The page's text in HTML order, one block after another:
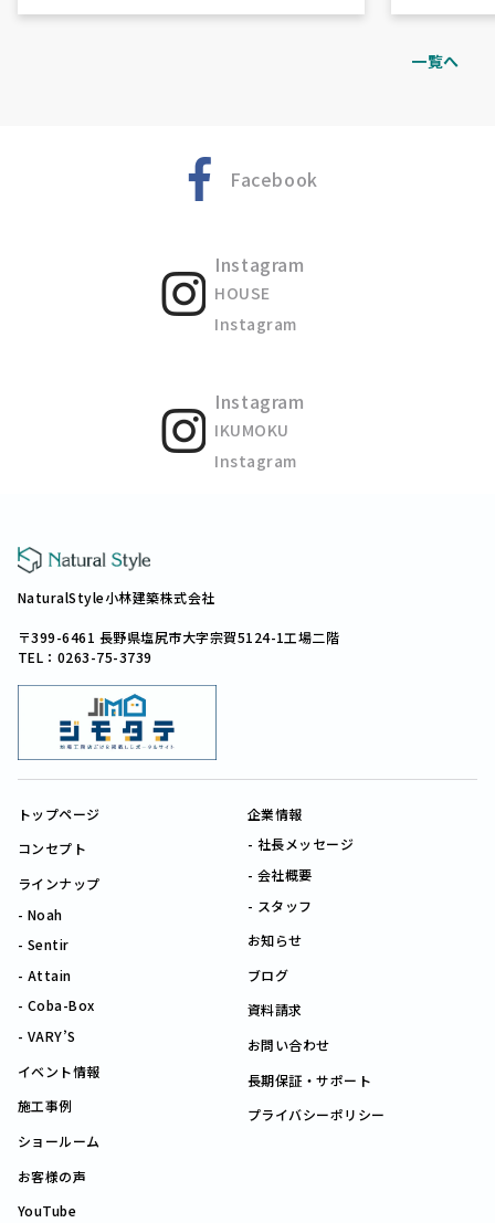
一覧へ
Facebook
Instagram
HOUSE
Instagram
Instagram
IKUMOKU
Instagram
NaturalStyle小林建築株式会社
〒399-6461 長野県塩尻市大字宗賀5124-1工場二階
TEL：0263-75-3739
トップページ
コンセプト
ラインナップ
Noah
Sentir
Attain
Coba-Box
VARY’S
イベント情報
施工事例
ショールーム
お客様の声
YouTube
企業情報
社長メッセージ
会社概要
スタッフ
お知らせ
ブログ
資料請求
お問い合わせ
長期保証・サポート
プライバシーポリシー